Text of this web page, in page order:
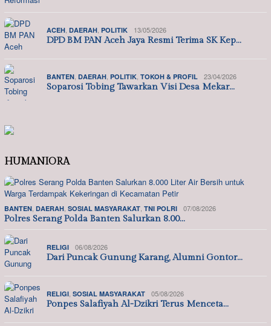
ACEH, DAERAH, POLITIK 13/05/2026
DPD BM PAN Aceh Jaya Resmi Terima SK Kep…
BANTEN, DAERAH, POLITIK, TOKOH & PROFIL 23/04/2026
Soparosi Tobing Tawarkan Visi Desa Mekar…
HUMANIORA
BANTEN DAERAH SOSIAL MASYARAKAT TNI POLRI 07/08/2026
Polres Serang Polda Banten Salurkan 8.00…
RELIGI 06/08/2026
Dari Puncak Gunung Karang, Alumni Gontor…
RELIGI SOSIAL MASYARAKAT 05/08/2026
Ponpes Salafiyah Al-Dzikri Terus Menceta…